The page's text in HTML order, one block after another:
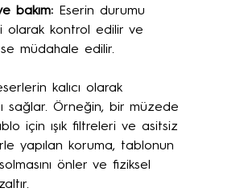
bakım: Eserin durumu
olarak kontrol edilir ve
müdahale edilir.
kalıcı olarak
sağlar. Örneğin, bir müzede
için ışık filtreleri ve asitsiz
yapılan koruma, tablonun
önler ve fiziksel